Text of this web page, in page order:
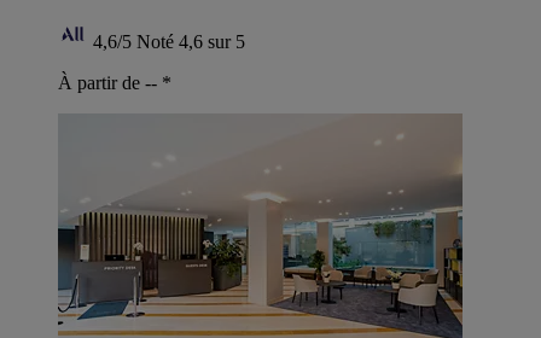
4,6/5 Noté 4,6 sur 5
À partir de -- *